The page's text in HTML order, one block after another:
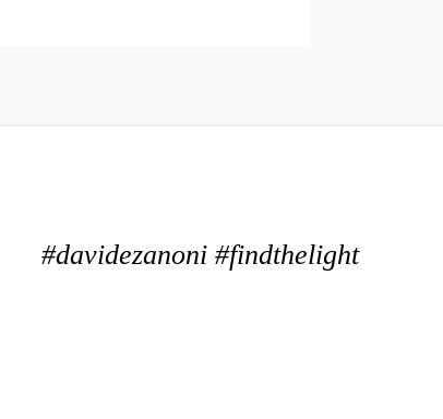
#davidezanoni #findthelight